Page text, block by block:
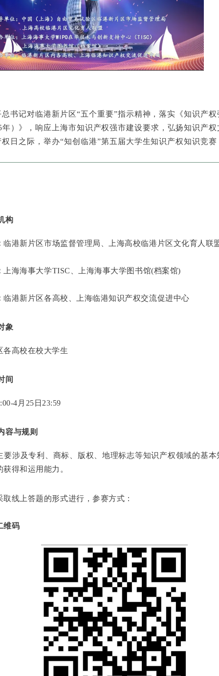
书记对临港新片区“五个重要”指示精神，落实《知识产
）》，响应上海市知识产权强市建设要求，弘扬知识产权
日之际，举办“知创临港”第五届大学生知识产权知识竞
构
临港新片区市场监督管理局、上海高校临港片区文化育人联
上海海事大学TISC、上海海事大学图书馆(档案馆)
临港新片区各高校、上海临港知识产权交流促进中心
象
各高校在校大学生
间
4月25日23:59
容与规则
要涉及专利、商标、版权、地理标志等知识产权领域的基
得和运用能力。
取线上答题的形式进行，参赛方式：
维码